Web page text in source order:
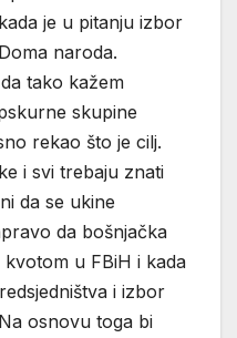
je u pitanju izbor
naroda.
tako kažem
skupine
rekao što je cilj.
i svi trebaju znati
da se ukine
da bošnjačka
u FBiH i kada
i izbor
osnovu toga bi